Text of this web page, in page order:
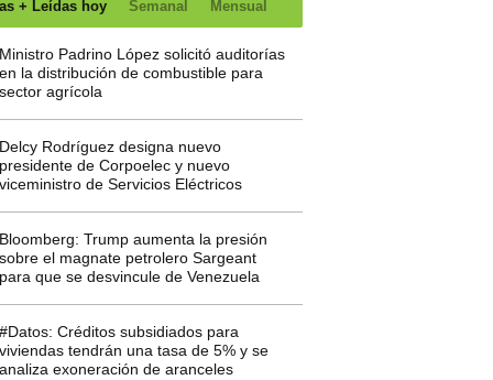
+ Leídas hoy Semanal Mensual
Padrino López solicitó auditorías
la distribución de combustible para
agrícola
Rodríguez designa nuevo
de Corpoelec y nuevo
de Servicios Eléctricos
Trump aumenta la presión
el magnate petrolero Sargeant
que se desvincule de Venezuela
Créditos subsidiados para
tendrán una tasa de 5% y se
exoneración de aranceles